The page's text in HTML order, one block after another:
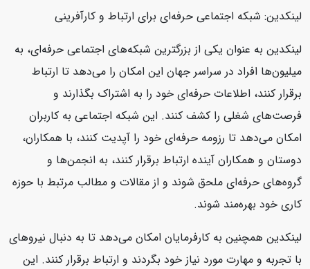
لینکدین: شبکه اجتماعی حرفه‌ای برای ارتباط و کارآفرینی
لینکدین به عنوان یکی از بزرگترین شبکه‌های اجتماعی حرفه‌ای، به
میلیون‌ها افراد در سراسر جهان این امکان را می‌دهد تا ارتباط
برقرار کنند، اطلاعات حرفه‌ای خود را به اشتراک بگذارند و
فرصت‌های شغلی را کشف کنند. این شبکه اجتماعی به کاربران
امکان می‌دهد تا رزومه حرفه‌ای خود را آپدیت کنند، با همکاران،
دوستان و همکاران آینده ارتباط برقرار کنند، به انجمن‌ها و
گروه‌های حرفه‌ای ملحق شوند و از مقالات و مطالب مرتبط با حوزه
کاری خود بهره‌مند شوند.
لینکدین همچنین به کارفرمایان امکان می‌دهد تا به دنبال نیروهای
با تجربه و مهارت مورد نیاز خود بگردند و ارتباط برقرار کنند. این